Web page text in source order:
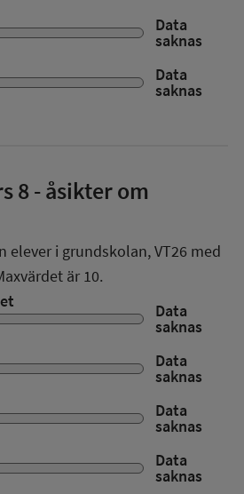
Data
saknas
Data
saknas
8- åsikter om
elever i grundskolan,VT26 med
är 10.
Data
saknas
Data
saknas
Data
saknas
Data
saknas